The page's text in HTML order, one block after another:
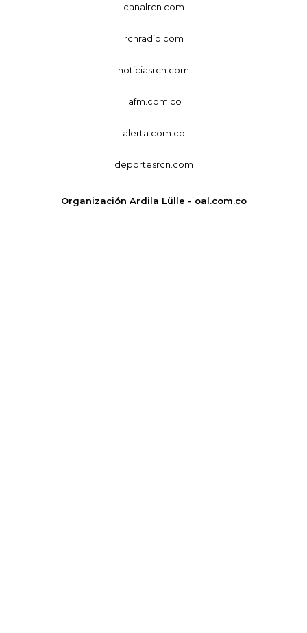
canalrcn.com
rcnradio.com
noticiasrcn.com
lafm.com.co
alerta.com.co
deportesrcn.com
Organización Ardila Lülle - oal.com.co